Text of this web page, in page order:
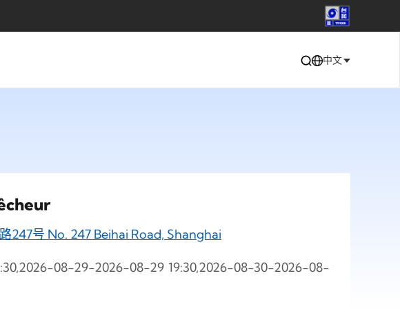
中文
247号 No. 247 Beihai Road, Shanghai
08-29-2026-08-29 19:30,2026-08-30-2026-08-